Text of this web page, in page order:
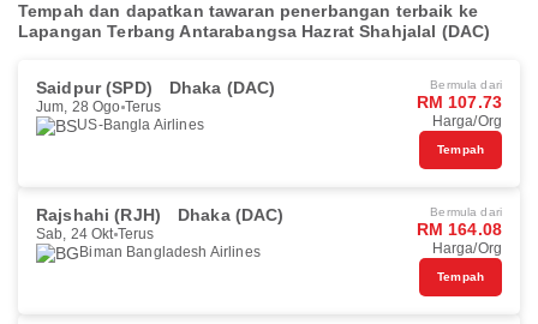
Tempah dan dapatkan tawaran penerbangan terbaik ke
Lapangan Terbang Antarabangsa Hazrat Shahjalal (DAC)
Saidpur (SPD) Dhaka (DAC)
Jum, 28 Ogo Terus
US-Bangla Airlines
Bermula dari
RM 107.73
Harga/Org
Tempah
Rajshahi (RJH) Dhaka (DAC)
Sab, 24 Okt Terus
Biman Bangladesh Airlines
Bermula dari
RM 164.08
Harga/Org
Tempah